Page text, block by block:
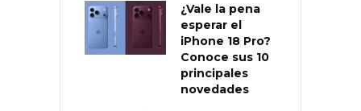
¿Vale la pena
esperar el
iPhone 18 Pro?
Conoce sus 10
principales
novedades